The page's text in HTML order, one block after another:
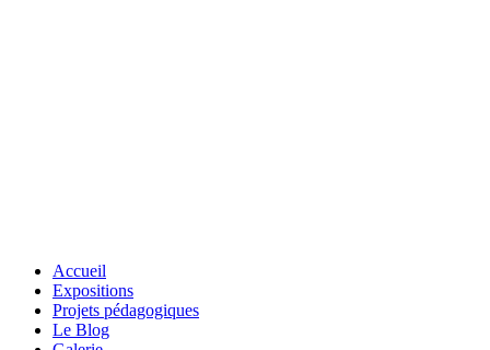
Accueil
Expositions
Projets pédagogiques
Le Blog